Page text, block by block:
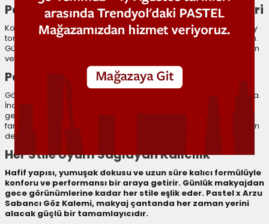
Pastel x Arzu Sabancı Göz Kalemi Renkleri
Koleksiyonda yer alan Black, Brown, Dark Blue, Nude ve Burgundy
tonlarıyla her stile uygun göz makyajı görünümleri oluşturabilirsin.
Günlük makyajda doğal tonları, gece makyajında ise daha yoğun
ve dikkat çekici renkleri tercih edebilirsin.
Pastel Göz Kalemi Nasıl Kullanılır?
Göz kapağı üzerine, kirpik diplerinden başlayarak nazikçe uygula.
İnce bir çizgiyle doğal bir görünüm oluşturabilir veya birkaç kat
geçerek daha yoğun bir etki elde edebilirsin. Pastel göz kalemi,
farla karıştırılarak dumanlı göz makyajı görünümü elde etmek için
de idealdir.
Her Stile Uyum Sağlayan Kalıcılık
Hafif yapısı, yumuşak dokusu ve uzun süre kalıcı formülüyle
konforu ve performansı bir araya getirir. Günlük makyajdan
gece görünümlerine kadar her stile eşlik eder. Pastel x Arzu
Sabancı Göz Kalemi, makyaj çantanda her zaman yerini
alacak güçlü bir tamamlayıcıdır.